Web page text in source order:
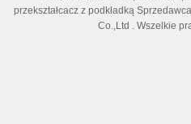
przekształcacz z podkładką
Co.,Ltd . Wszelkie